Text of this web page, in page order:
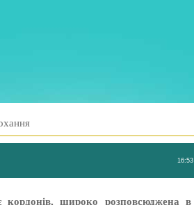
16:53
широко розповсюджена в